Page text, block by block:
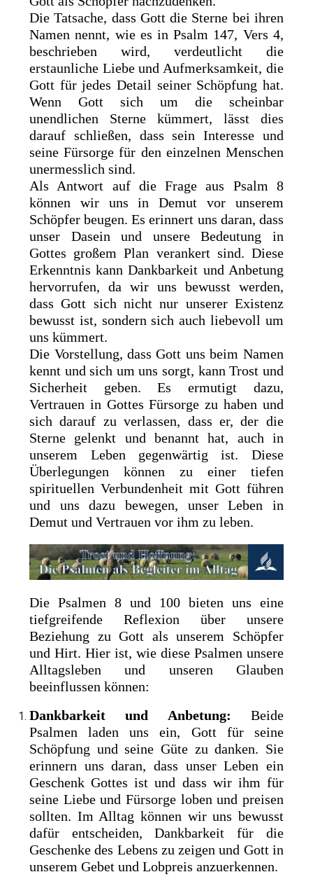
Die Tatsache, dass Gott die Sterne bei ihren
Namen nennt, wie es in Psalm 147, Vers 4,
beschrieben wird, verdeutlicht die
erstaunliche Liebe und Aufmerksamkeit, die
Gott für jedes Detail seiner Schöpfung hat.
Wenn Gott sich um die scheinbar
unendlichen Sterne kümmert, lässt dies
darauf schließen, dass sein Interesse und
seine Fürsorge für den einzelnen Menschen
unermesslich sind.
Als Antwort auf die Frage aus Psalm 8
können wir uns in Demut vor unserem
Schöpfer beugen. Es erinnert uns daran, dass
unser Dasein und unsere Bedeutung in
Gottes großem Plan verankert sind. Diese
Erkenntnis kann Dankbarkeit und Anbetung
hervorrufen, da wir uns bewusst werden,
dass Gott sich nicht nur unserer Existenz
bewusst ist, sondern sich auch liebevoll um
uns kümmert.
Die Vorstellung, dass Gott uns beim Namen
kennt und sich um uns sorgt, kann Trost und
Sicherheit geben. Es ermutigt dazu,
Vertrauen in Gottes Fürsorge zu haben und
sich darauf zu verlassen, dass er, der die
Sterne gelenkt und benannt hat, auch in
unserem Leben gegenwärtig ist. Diese
Überlegungen können zu einer tiefen
spirituellen Verbundenheit mit Gott führen
und uns dazu bewegen, unser Leben in
Demut und Vertrauen vor ihm zu leben.
Die Psalmen 8 und 100 bieten uns eine
tiefgreifende Reflexion über unsere
Beziehung zu Gott als unserem Schöpfer
und Hirt. Hier ist, wie diese Psalmen unsere
Alltagsleben und unseren Glauben
beeinflussen können:
Dankbarkeit und Anbetung: Beide
Psalmen laden uns ein, Gott für seine
Schöpfung und seine Güte zu danken. Sie
erinnern uns daran, dass unser Leben ein
Geschenk Gottes ist und dass wir ihm für
seine Liebe und Fürsorge loben und preisen
sollten. Im Alltag können wir uns bewusst
dafür entscheiden, Dankbarkeit für die
Geschenke des Lebens zu zeigen und Gott in
unserem Gebet und Lobpreis anzuerkennen.